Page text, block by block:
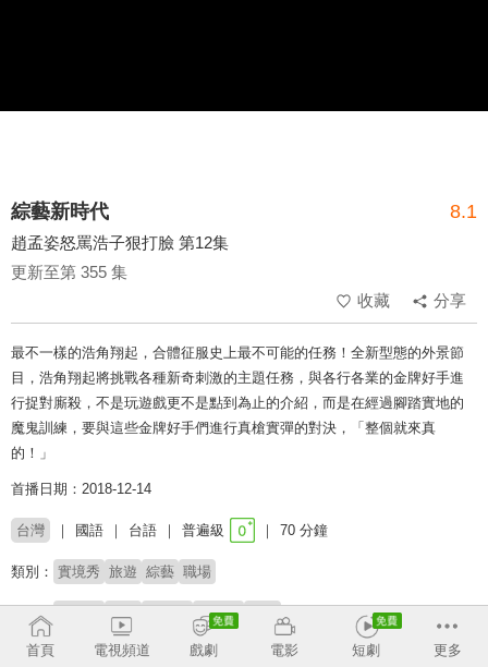
綜藝新時代 8.1
趙孟姿怒罵浩子狠打臉 第12集
更新至第 355 集
收藏
分享
最不一樣的浩角翔起，合體征服史上最不可能的任務！全新型態的外景節
目，浩角翔起將挑戰各種新奇刺激的主題任務，與各行各業的金牌好手進
行捉對廝殺，不是玩遊戲更不是點到為止的介紹，而是在經過腳踏實地的
魔鬼訓練，要與這些金牌好手們進行真槍實彈的對決，「整個就來真
的！」
首播日期：2018-12-14
台灣 國語 台語 普遍級 70 分鐘
類別： 實境秀 旅遊 綜藝 職場
來賓： 李懿 詹子晴
主持： 浩角翔起
首頁 電視頻道 戲劇 電影 短劇 更多